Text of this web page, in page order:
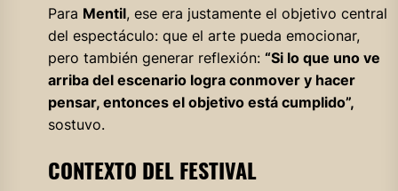
Para Mentil, ese era justamente el objetivo central
del espectáculo: que el arte pueda emocionar,
pero también generar reflexión: “Si lo que uno ve
arriba del escenario logra conmover y hacer
pensar, entonces el objetivo está cumplido”,
sostuvo.
CONTEXTO DEL FESTIVAL